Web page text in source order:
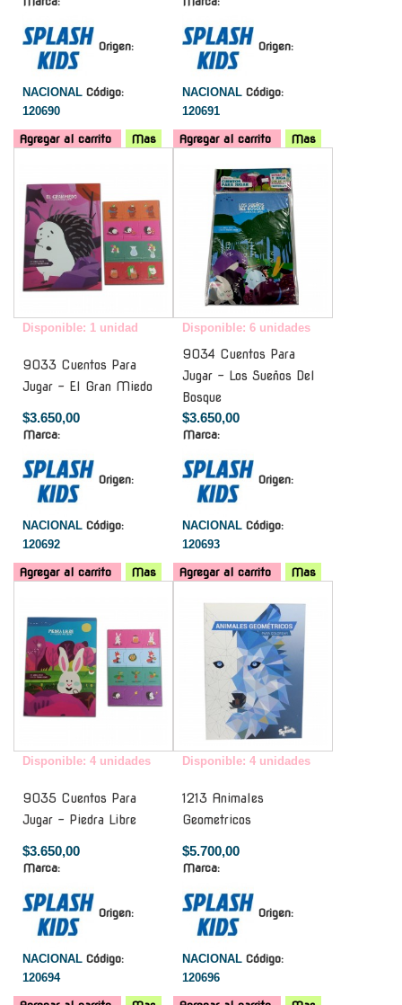
Origen:
NACIONAL Código:
120690
Agregar al carrito Mas
Origen:
NACIONAL Código:
120691
Agregar al carrito
Mas
Disponible: 1 unidad
9033 Cuentos Para
Jugar - El Gran Miedo
$3.650,00
Marca:
Origen:
NACIONAL Código:
120692
Agregar al carrito Mas
Disponible: 6 unidades
9034 Cuentos Para
Jugar - Los Sueños Del
Bosque
$3.650,00
Marca:
Origen:
NACIONAL Código:
120693
Agregar al carrito
Mas
Disponible: 4 unidades
9035 Cuentos Para
Jugar - Piedra Libre
$3.650,00
Marca:
Origen:
NACIONAL Código:
120694
Disponible: 4 unidades
1213 Animales
Geometricos
$5.700,00
Marca:
Origen:
NACIONAL Código:
120696